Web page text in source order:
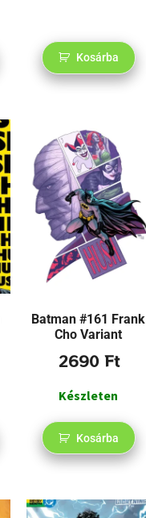
Kosárba
Batman #161 Frank
Cho Variant
2690 Ft
Készleten
Kosárba